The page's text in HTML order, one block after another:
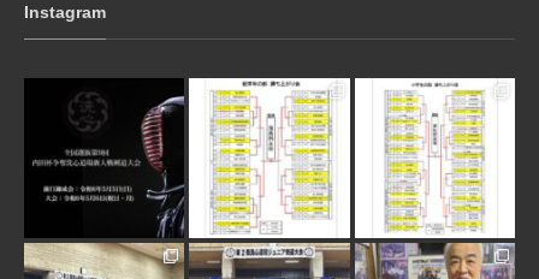
Instagram
1月 31 1月 31
1月 30 1月 30 1月 28